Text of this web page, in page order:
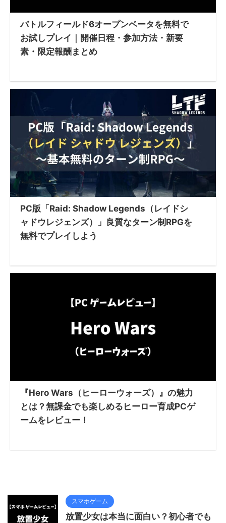
バトルフィールド6オープンベータを無料で
お試しプレイ｜開催日程・参加方法・新要
素・限定報酬まとめ
PC版「Raid: Shadow Legends（レイドシ
ャドウレジェンズ）」良質なターン制RPGを
無料でプレイしよう
『Hero Wars（ヒーローウォーズ）』の魅力
とは？無課金でも楽しめるヒーロー育成PCゲ
ームをレビュー！
スマホゲーム
放置少女は本当に面白い？初心者でも